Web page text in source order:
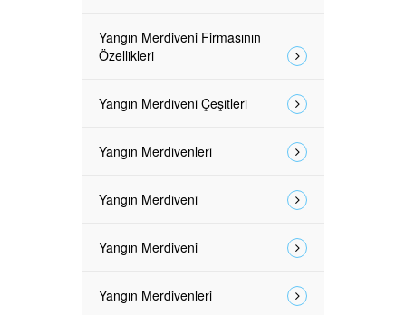
Yangın Merdiveni Firmasının
Özellikleri
Yangın Merdiveni Çeşitleri
Yangın Merdivenleri
Yangın Merdiveni
Yangın Merdiveni
Yangın Merdivenleri